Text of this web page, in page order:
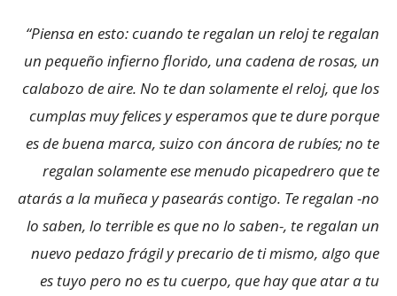
“Piensa en esto: cuando te regalan un reloj te regalan
un pequeño infierno florido, una cadena de rosas, un
calabozo de aire. No te dan solamente el reloj, que los
cumplas muy felices y esperamos que te dure porque
es de buena marca, suizo con áncora de rubíes; no te
regalan solamente ese menudo picapedrero que te
atarás a la muñeca y pasearás contigo. Te regalan -no
lo saben, lo terrible es que no lo saben-, te regalan un
nuevo pedazo frágil y precario de ti mismo, algo que
es tuyo pero no es tu cuerpo, que hay que atar a tu